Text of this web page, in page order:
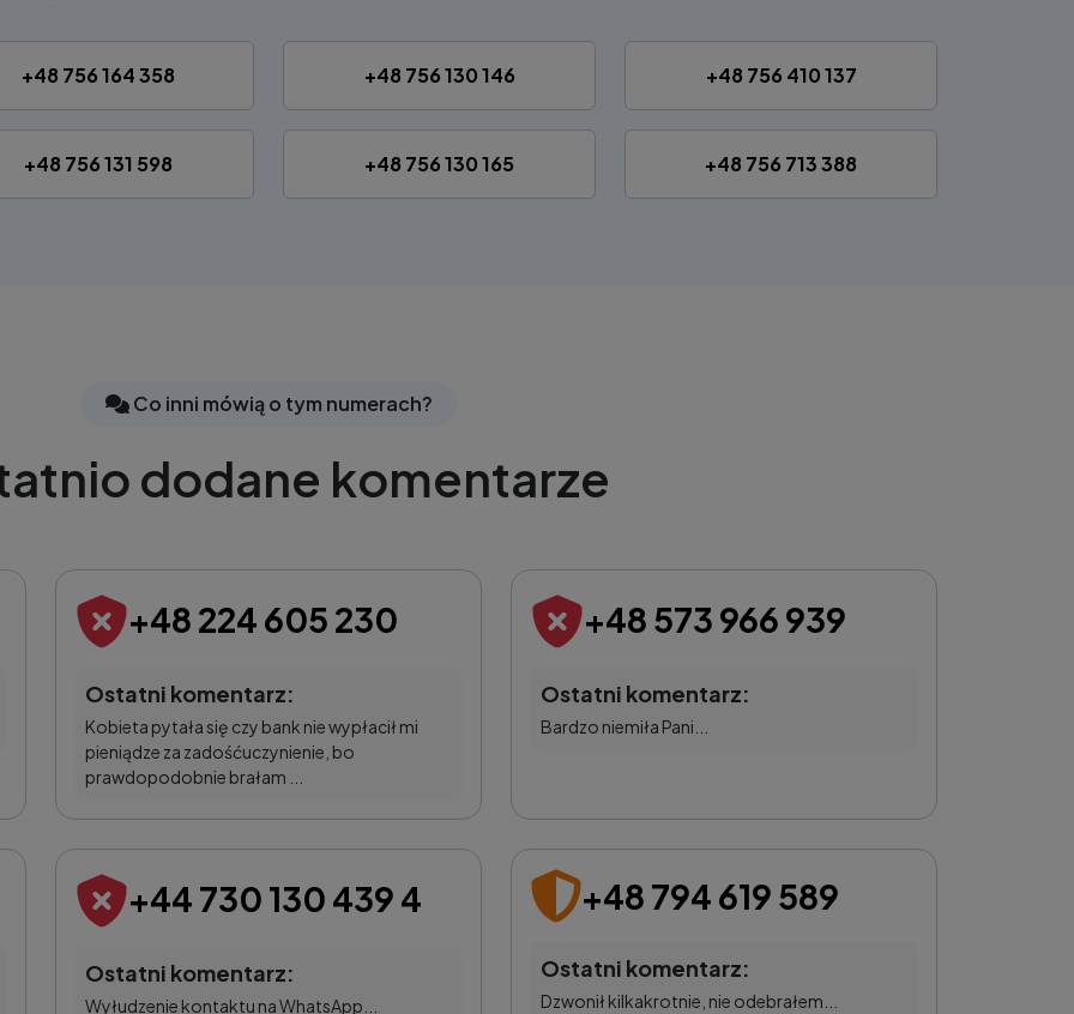
+48 756 164 358 +48 756 130 146 +48 756 410 137
+48 756 131 598 +48 756 130 165 +48 756 713 388
Co inni mówią o tym numerach?
dodane komentarze
+48 224 605 230
Ostatni komentarz:
Kobieta pytała się czy bank nie wypłacił mi
pieniądze za zadośćuczynienie, bo
prawdopodobnie brałam ...
+48 573 966 939
Ostatni komentarz:
Bardzo niemiła Pani...
+44 730 130 439 4
Ostatni komentarz:
Wyłudzenie kontaktu na WhatsApp...
+48 794 619 589
Ostatni komentarz:
Dzwonił kilkakrotnie, nie odebrałem...